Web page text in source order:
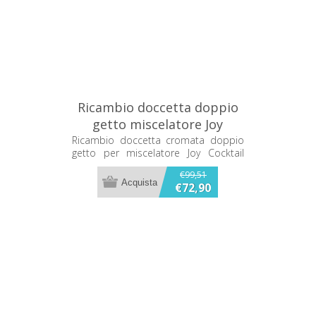
Ricambio doccetta doppio
getto miscelatore Joy
Cocktail Franke
133.0062.230
Ricambio doccetta cromata doppio
getto per miscelatore Joy Cocktail
Franke 133.0062.230
€99,51
€72,90